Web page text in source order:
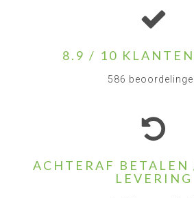
8.9 / 10
586
ACHTERAF BETALEN
LEVERING